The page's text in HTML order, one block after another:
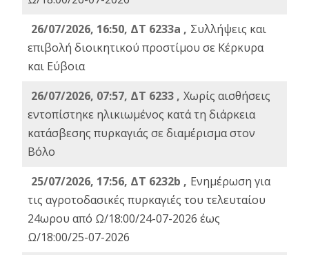
26/07/2026, 16:50, ΔΤ 6233a , Συλλήψεις και
επιβολή διοικητικού προστίμου σε Κέρκυρα
και Εύβοια
26/07/2026, 07:57, ΔΤ 6233 , Χωρίς αισθήσεις
εντοπίστηκε ηλικιωμένος κατά τη διάρκεια
κατάσβεσης πυρκαγιάς σε διαμέρισμα στον
Βόλο
25/07/2026, 17:56, ΔΤ 6232b , Ενημέρωση για
τις αγροτοδασικές πυρκαγιές του τελευταίου
24ωρου από Ω/18:00/24-07-2026 έως
Ω/18:00/25-07-2026